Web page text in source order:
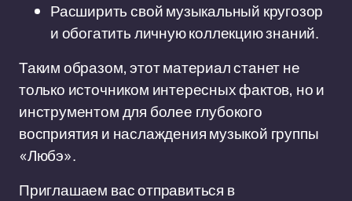
Расширить свой музыкальный кругозор
и обогатить личную коллекцию знаний.
Таким образом, этот материал станет не
только источником интересных фактов, но и
инструментом для более глубокого
восприятия и наслаждения музыкой группы
«Любэ».
Приглашаем вас отправиться в